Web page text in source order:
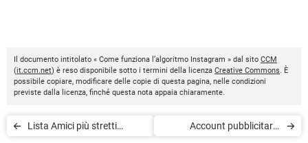
Il documento intitolato « Come funziona l’algoritmo Instagram » dal sito CCM
(it.ccm.net) è reso disponibile sotto i termini della licenza Creative Commons. È
possibile copiare, modificare delle copie di questa pagina, nelle condizioni
previste dalla licenza, finché questa nota appaia chiaramente.
Lista Amici più stretti
Account pubblicitario